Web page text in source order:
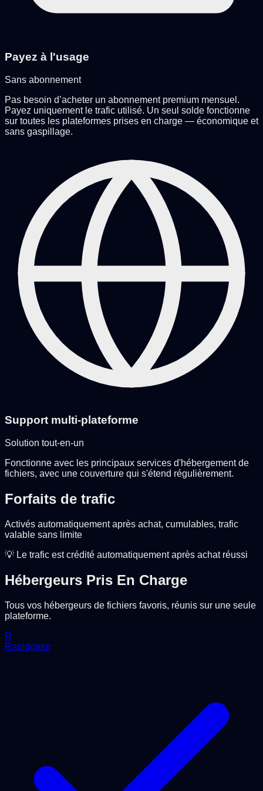
Payez à l'usage
Sans abonnement
Pas besoin d’acheter un abonnement premium mensuel.
Payez uniquement le trafic utilisé. Un seul solde fonctionne
sur toutes les plateformes prises en charge — économique et
sans gaspillage.
Support multi-plateforme
Solution tout-en-un
Fonctionne avec les principaux services d'hébergement de
fichiers, avec une couverture qui s'étend régulièrement.
Forfaits de trafic
Activés automatiquement après achat, cumulables, trafic
valable sans limite
💡 Le trafic est crédité automatiquement après achat réussi
Hébergeurs Pris En Charge
Tous vos hébergeurs de fichiers favoris, réunis sur une seule
plateforme.
R
Rapidgator